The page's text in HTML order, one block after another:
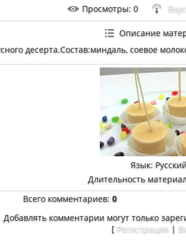
Просмотры: 0
Описание
десерта.Состав:миндаль, соевое
Язык:
Длительность
Всего комментариев:0
Добавлять комментарии могут только
[ Регистрация |